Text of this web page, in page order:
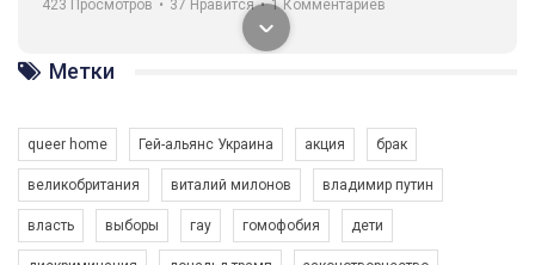
Метки
queer home Гей-альянс Украина акция брак
великобритания виталий милонов владимир путин
власть выборы гау гомофобия дети